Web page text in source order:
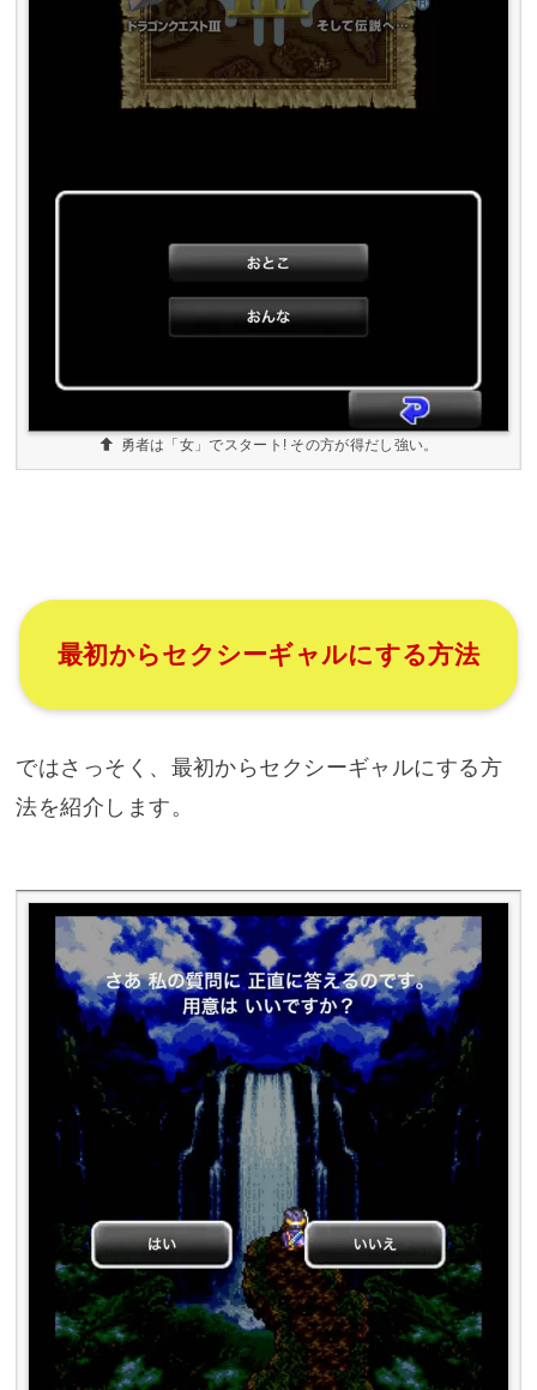
勇者は「女」でスタート! その方が得だし強い。
最初からセクシーギャルにする方法
ではさっそく、最初からセクシーギャルにする方
法を紹介します。